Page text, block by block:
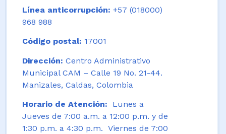
Línea anticorrupción: +57 (018000)
968 988
Código postal: 17001
Dirección: Centro Administrativo
Municipal CAM – Calle 19 No. 21-44.
Manizales, Caldas, Colombia
Horario de Atención: Lunes a
Jueves de 7:00 a.m. a 12:00 p.m. y de
1:30 p.m. a 4:30 p.m. Viernes de 7:00